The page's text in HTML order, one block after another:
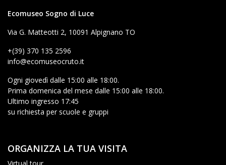
Ecomuseo Sogno di Luce
Via G. Matteotti 2, 10091 Alpignano TO
+(39) 370 135 2596
info@ecomuseocruto.it
Ogni giovedì dalle 15:00 alle 18:00.
Prima domenica del mese dalle 15:00 alle 18:00.
Ultimo ingresso 17:45
su richiesta per scuole e gruppi
ORGANIZZA LA TUA VISITA